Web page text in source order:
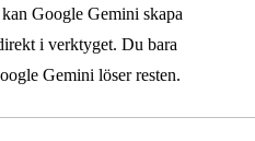
Google Gemini skapa
i verktyget. Du bara
Gemini löser resten.